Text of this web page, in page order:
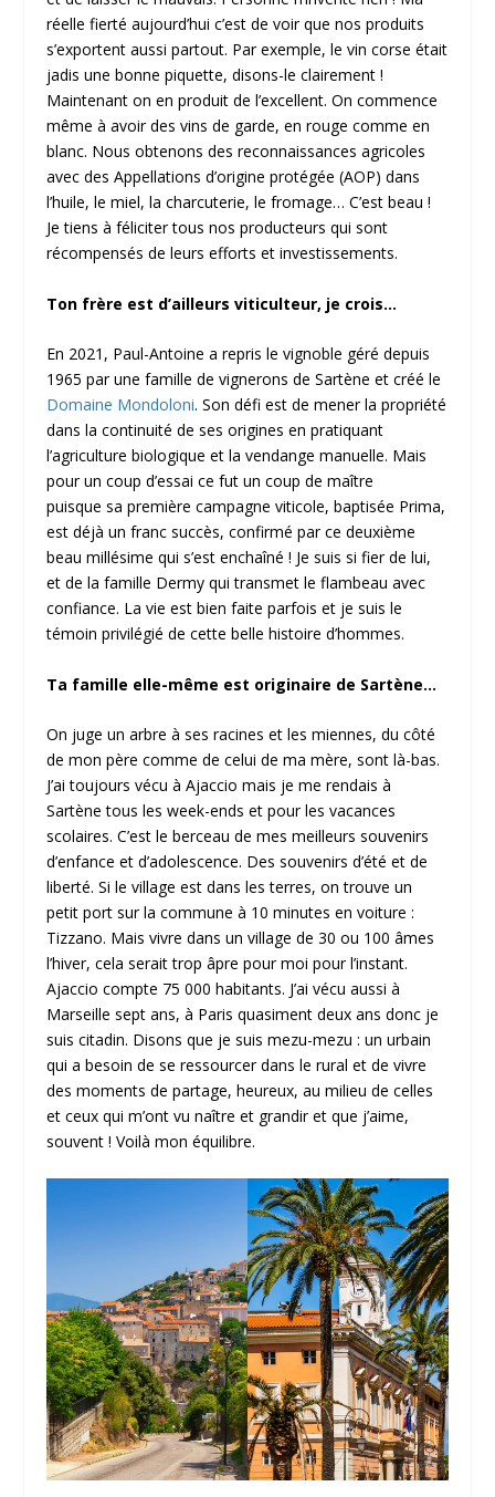
réelle fierté aujourd’hui c’est de voir que nos produits
s’exportent aussi partout. Par exemple, le vin corse était
jadis une bonne piquette, disons-le clairement !
Maintenant on en produit de l’excellent. On commence
même à avoir des vins de garde, en rouge comme en
blanc. Nous obtenons des reconnaissances agricoles
avec des Appellations d’origine protégée (AOP) dans
l’huile, le miel, la charcuterie, le fromage… C’est beau !
Je tiens à féliciter tous nos producteurs qui sont
récompensés de leurs efforts et investissements.
Ton frère est d’ailleurs viticulteur, je crois…
En 2021, Paul-Antoine a repris le vignoble géré depuis
1965 par une famille de vignerons de Sartène et créé le
Domaine Mondoloni. Son défi est de mener la propriété
dans la continuité de ses origines en pratiquant
l’agriculture biologique et la vendange manuelle. Mais
pour un coup d’essai ce fut un coup de maître
puisque sa première campagne viticole, baptisée Prima,
est déjà un franc succès, confirmé par ce deuxième
beau millésime qui s’est enchaîné ! Je suis si fier de lui,
et de la famille Dermy qui transmet le flambeau avec
confiance. La vie est bien faite parfois et je suis le
témoin privilégié de cette belle histoire d’hommes.
Ta famille elle-même est originaire de Sartène…
On juge un arbre à ses racines et les miennes, du côté
de mon père comme de celui de ma mère, sont là-bas.
J’ai toujours vécu à Ajaccio mais je me rendais à
Sartène tous les week-ends et pour les vacances
scolaires. C’est le berceau de mes meilleurs souvenirs
d’enfance et d’adolescence. Des souvenirs d’été et de
liberté. Si le village est dans les terres, on trouve un
petit port sur la commune à 10 minutes en voiture :
Tizzano. Mais vivre dans un village de 30 ou 100 âmes
l’hiver, cela serait trop âpre pour moi pour l’instant.
Ajaccio compte 75 000 habitants. J’ai vécu aussi à
Marseille sept ans, à Paris quasiment deux ans donc je
suis citadin. Disons que je suis mezu-mezu : un urbain
qui a besoin de se ressourcer dans le rural et de vivre
des moments de partage, heureux, au milieu de celles
et ceux qui m’ont vu naître et grandir et que j’aime,
souvent ! Voilà mon équilibre.